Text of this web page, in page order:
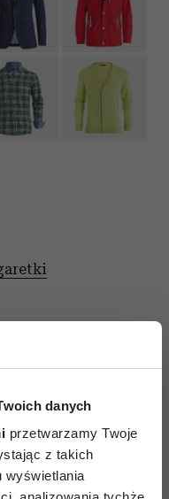
danych
przetwarzamy Twoje
z takich
wyświetlania